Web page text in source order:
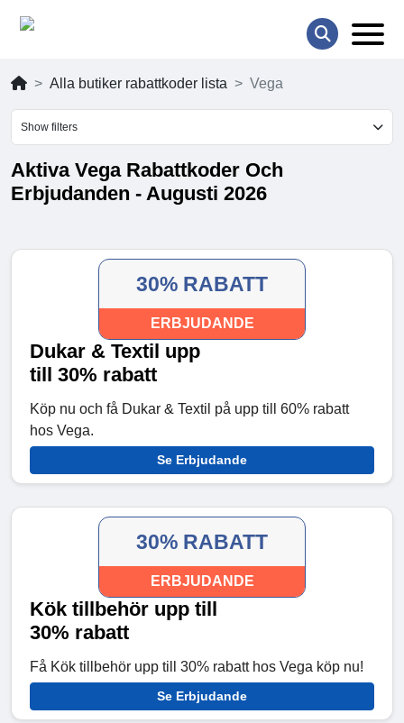
Alla butiker rabattkoder lista Vega
Show filters
Aktiva Vega Rabattkoder Och
Erbjudanden - Augusti 2026
30% RABATT
ERBJUDANDE
Dukar & Textil upp
till 30% rabatt
Köp nu och få Dukar & Textil på upp till 60% rabatt
hos Vega.
Se Erbjudande
30% RABATT
ERBJUDANDE
Kök tillbehör upp till
30% rabatt
Få Kök tillbehör upp till 30% rabatt hos Vega köp nu!
Se Erbjudande